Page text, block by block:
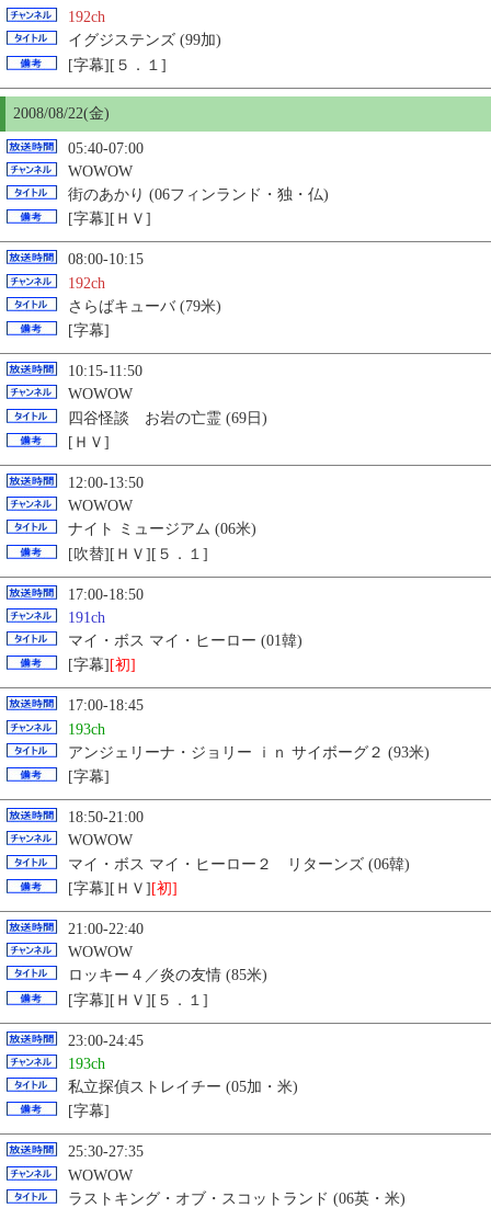
192ch
イグジステンズ (99加)
[字幕][５．１]
2008/08/22(金)
05:40-07:00
WOWOW
街のあかり (06フィンランド・独・仏)
[字幕][ＨＶ]
08:00-10:15
192ch
さらばキューバ (79米)
[字幕]
10:15-11:50
WOWOW
四谷怪談 お岩の亡霊 (69日)
[ＨＶ]
12:00-13:50
WOWOW
ナイト ミュージアム (06米)
[吹替][ＨＶ][５．１]
17:00-18:50
191ch
マイ・ボス マイ・ヒーロー (01韓)
[字幕] [初]
17:00-18:45
193ch
アンジェリーナ・ジョリー ｉｎ サイボーグ２ (93米)
[字幕]
18:50-21:00
WOWOW
マイ・ボス マイ・ヒーロー２ リターンズ (06韓)
[字幕][ＨＶ] [初]
21:00-22:40
WOWOW
ロッキー４／炎の友情 (85米)
[字幕][ＨＶ][５．１]
23:00-24:45
193ch
私立探偵ストレイチー (05加・米)
[字幕]
25:30-27:35
WOWOW
ラストキング・オブ・スコットランド (06英・米)